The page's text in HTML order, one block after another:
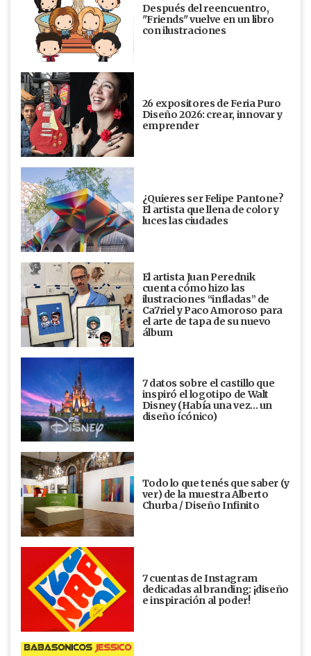
Después del reencuentro,
"Friends" vuelve en un libro
con ilustraciones
26 expositores de Feria Puro
Diseño 2026: crear, innovar y
emprender
¿Quieres ser Felipe Pantone?
El artista que llena de color y
luces las ciudades
El artista Juan Perednik
cuenta cómo hizo las
ilustraciones “infladas” de
Ca7riel y Paco Amoroso para
el arte de tapa de su nuevo
álbum
7 datos sobre el castillo que
inspiró el logotipo de Walt
Disney (Había una vez... un
diseño ícónico)
Todo lo que tenés que saber (y
ver) de la muestra Alberto
Churba / Diseño Infinito
7 cuentas de Instagram
dedicadas al branding: ¡diseño
e inspiración al poder!